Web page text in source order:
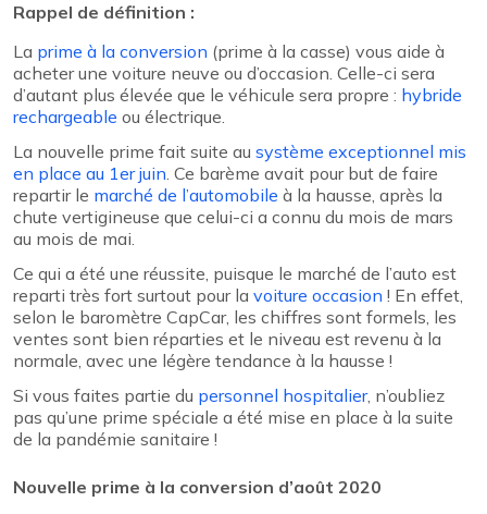
Rappel de définition :
La prime à la conversion (prime à la casse) vous aide à
acheter une voiture neuve ou d’occasion. Celle-ci sera
d’autant plus élevée que le véhicule sera propre : hybride
rechargeable ou électrique.
La nouvelle prime fait suite au système exceptionnel mis
en place au 1er juin. Ce barème avait pour but de faire
repartir le marché de l’automobile à la hausse, après la
chute vertigineuse que celui-ci a connu du mois de mars
au mois de mai.
Ce qui a été une réussite, puisque le marché de l’auto est
reparti très fort surtout pour la voiture occasion ! En effet,
selon le baromètre CapCar, les chiffres sont formels, les
ventes sont bien réparties et le niveau est revenu à la
normale, avec une légère tendance à la hausse !
Si vous faites partie du personnel hospitalier, n’oubliez
pas qu’une prime spéciale a été mise en place à la suite
de la pandémie sanitaire !
Nouvelle prime à la conversion d’août 2020